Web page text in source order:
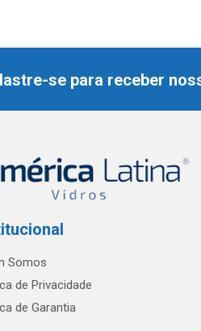
se para receber
Somos
de Privacidade
de Garantia